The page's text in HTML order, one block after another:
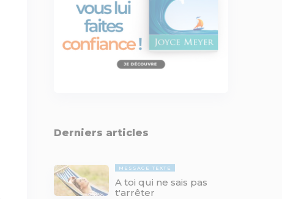
Derniers articles
MESSAGE TEXTE
A toi qui ne sais pas
t'arrêter